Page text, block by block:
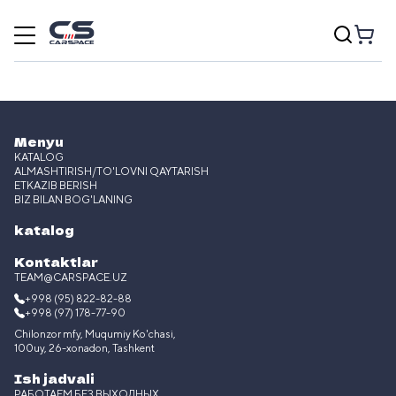
Menyu
KATALOG
ALMASHTIRISH/TO'LOVNI QAYTARISH
ETKAZIB BERISH
BIZ BILAN BOG'LANING
katalog
Kontaktlar
TEAM@CARSPACE.UZ
+998 (95) 822-82-88
+998 (97) 178-77-90
Chilonzor mfy, Muqumiy Ko'chasi,
100uy, 26-xonadon, Tashkent
Ish jadvali